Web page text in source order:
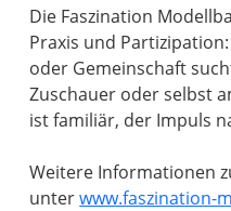
Die Faszination
Praxis und
oder Gemeinschaft
Zuschauer oder selbst
ist familiär, der Impuls
Weitere Informationen
unterwww.faszination-